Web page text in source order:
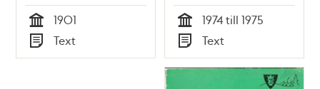
Tid
1901
Typ
Text Tid
1974 till 1975
Typ
Text